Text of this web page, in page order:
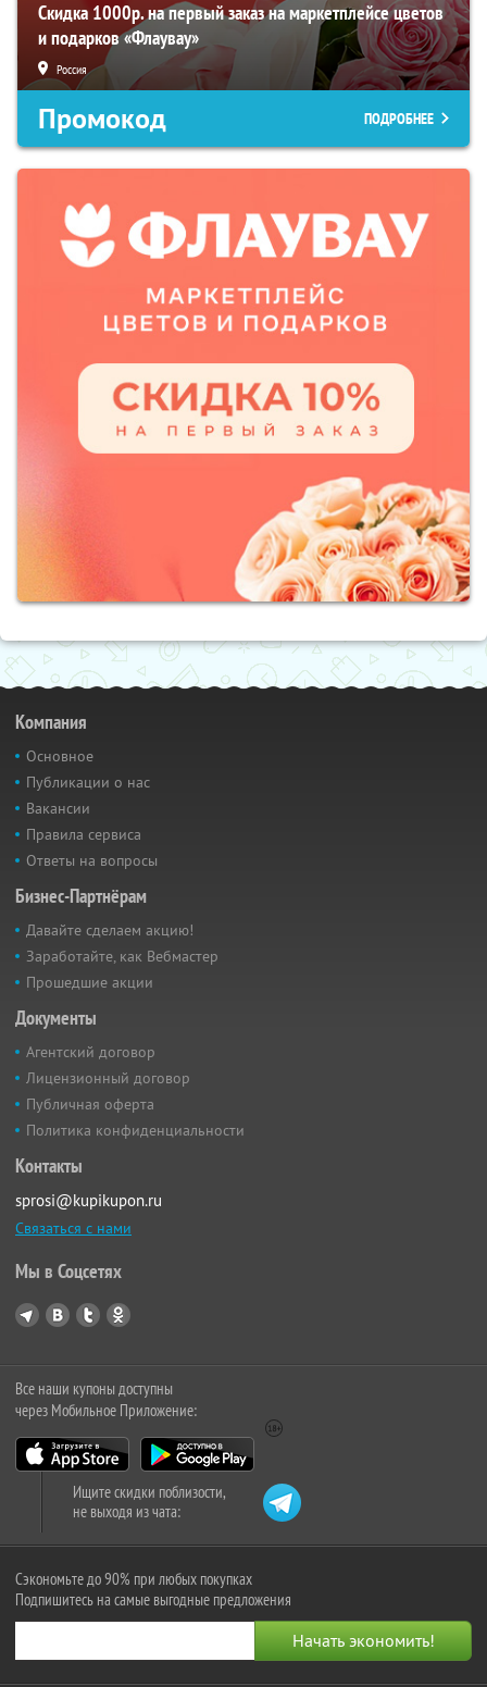
Скидка 1000р. на первый заказ на маркетплейсе цветов
и подарков «Флаувау»
Россия
Промокод ПОДРОБНЕЕ
Компания
Основное
Публикации о нас
Вакансии
Правила сервиса
Ответы на вопросы
Бизнес-Партнёрам
Давайте сделаем акцию!
Заработайте, как Вебмастер
Прошедшие акции
Документы
Агентский договор
Лицензионный договор
Публичная оферта
Политика конфиденциальности
Контакты
sprosi@kupikupon.ru
Связаться с нами
Мы в Соцсетях
Все наши купоны доступны
через Мобильное Приложение:
Ищите скидки поблизости,
не выходя из чата:
Сэкономьте до 90% при любых покупках
Подпишитесь на самые выгодные предложения